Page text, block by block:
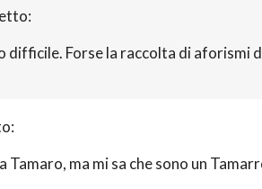
difficile. Forse la raccolta di aforismi
Tamaro, ma mi sa che sono un